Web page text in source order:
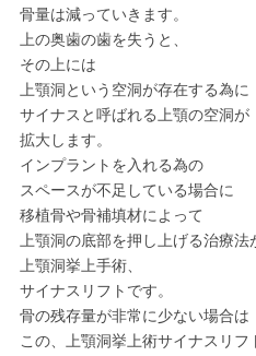
骨量は減っていきます。
上の奥歯の歯を失うと、
その上には
上顎洞という空洞が存在する為に
サイナスと呼ばれる上顎の空洞が
拡大します。
インプラントを入れる為の
スペースが不足している場合に
移植骨や骨補填材によって
上顎洞の底部を押し上げる治療法
上顎洞挙上手術、
サイナスリフトです。
骨の残存量が非常に少ない場合は
この、上顎洞挙上術サイナスリフ